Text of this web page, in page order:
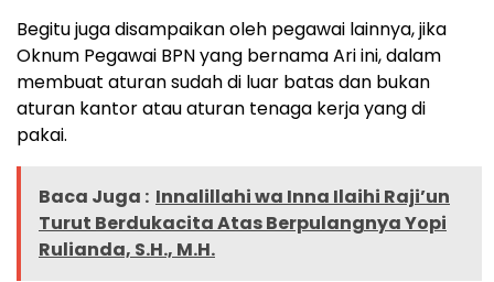
Begitu juga disampaikan oleh pegawai lainnya, jika
Oknum Pegawai BPN yang bernama Ari ini, dalam
membuat aturan sudah di luar batas dan bukan
aturan kantor atau aturan tenaga kerja yang di
pakai.
Baca Juga : Innalillahi wa Inna Ilaihi Raji’un
Turut Berdukacita Atas Berpulangnya Yopi
Rulianda, S.H., M.H.